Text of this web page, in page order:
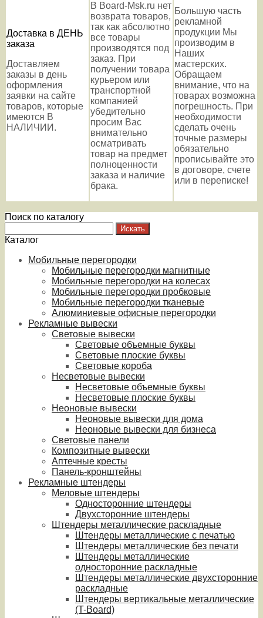
Доставка в ДЕНЬ
заказа
Доставляем
заказы в день
оформления
заявки на сайте
товаров, которые
имеются В
НАЛИЧИИ.
В Board-Msk.ru нет
возврата товаров,
так как абсолютно
все товары
производятся под
заказ. При
получении товара
курьером или
транспортной
компанией
убедительно
просим Вас
внимательно
осматривать
товар на предмет
полноценности
заказа и наличие
брака.
Большую часть
рекламной
продукции Мы
производим в
Наших
мастерских.
Обращаем
внимание, что на
товарах возможна
погрешность. При
необходимости
сделать очень
точные размеры
обязательно
прописывайте это
в договоре, счете
или в переписке!
Поиск по каталогу
Каталог
Мобильные перегородки
Мобильные перегородки магнитные
Мобильные перегородки на колесах
Мобильные перегородки пробковые
Мобильные перегородки тканевые
Алюминиевые офисные перегородки
Рекламные вывески
Световые вывески
Световые объемные буквы
Световые плоские буквы
Световые короба
Несветовые вывески
Несветовые объемные буквы
Несветовые плоские буквы
Неоновые вывески
Неоновые вывески для дома
Неоновые вывески для бизнеса
Световые панели
Композитные вывески
Аптечные кресты
Панель-кронштейны
Рекламные штендеры
Меловые штендеры
Односторонние штендеры
Двухсторонние штендеры
Штендеры металлические раскладные
Штендеры металлические с печатью
Штендеры металлические без печати
Штендеры металлические
односторонние раскладные
Штендеры металлические двухсторонние
раскладные
Штендеры вертикальные металлические
(T-Board)